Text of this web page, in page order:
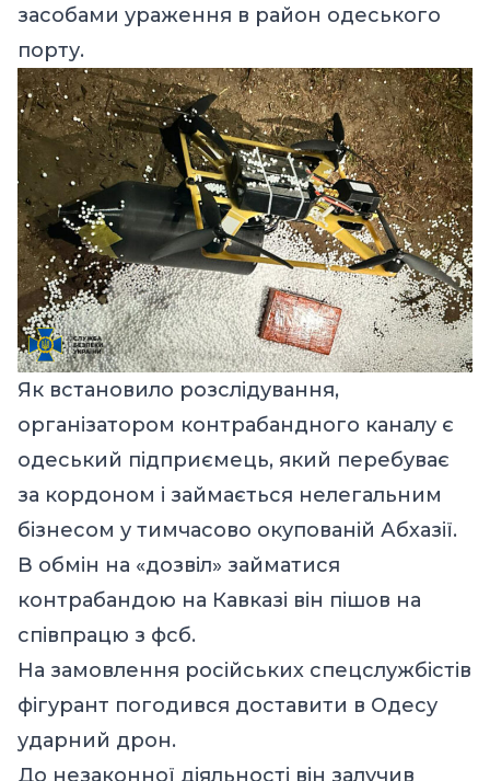
засобами ураження в район одеського
порту.
Як встановило розслідування,
організатором контрабандного каналу є
одеський підприємець, який перебуває
за кордоном і займається нелегальним
бізнесом у тимчасово окупованій Абхазії.
В обмін на «дозвіл» займатися
контрабандою на Кавказі він пішов на
співпрацю з фсб.
На замовлення російських спецслужбістів
фігурант погодився доставити в Одесу
ударний дрон.
До незаконної діяльності він залучив